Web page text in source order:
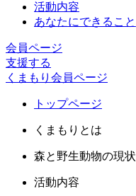
活動内容
あなたにできること
会員ページ
支援する
くまもり会員ページ
トップページ
くまもりとは
森と野生動物の現状
活動内容